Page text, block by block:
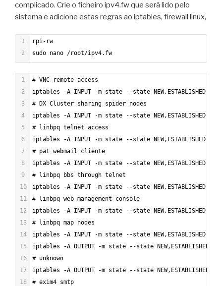
complicado. Crie o ficheiro ipv4.fw que será lido pelo
sistema e adicione estas regras ao iptables, firewall linux,
1
rpi-rw
2
sudo nano /root/ipv4.fw
1
# VNC remote access
2
iptables -A INPUT -m state --state
3
# DX Cluster sharing spider nodes
4
iptables -A INPUT -m state --state
5
# linbpq telnet access
6
iptables -A INPUT -m state --state
7
# pat webmail cliente
8
iptables -A INPUT -m state --state
9
# linbpq bbs through telnet
10
iptables -A INPUT -m state --state
11
# linbpq web management console
12
iptables -A INPUT -m state --state
13
# linbpq map nodes
14
iptables -A INPUT -m state --state
15
iptables -A OUTPUT -m state --state
16
# unknown
17
iptables -A OUTPUT -m state --state
18
# exim4 smtp